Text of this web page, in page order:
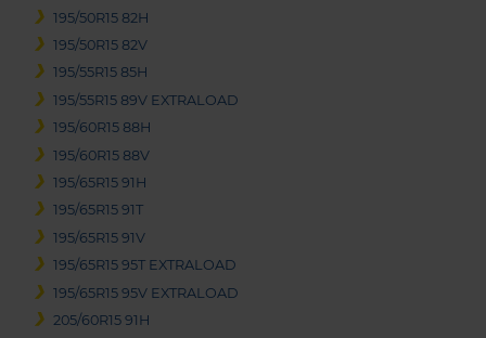
195/50R15 82H
195/50R15 82V
195/55R15 85H
195/55R15 89V EXTRALOAD
195/60R15 88H
195/60R15 88V
195/65R15 91H
195/65R15 91T
195/65R15 91V
195/65R15 95T EXTRALOAD
195/65R15 95V EXTRALOAD
205/60R15 91H